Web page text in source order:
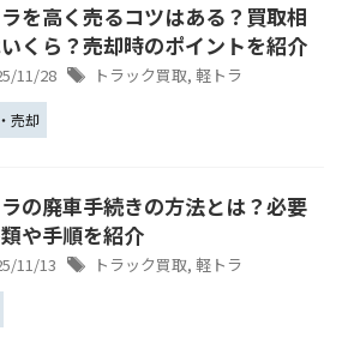
を高く売るコツはある？買取相
くら？売却時のポイントを紹介
11/28 トラック買取, 軽トラ
売却
の廃車手続きの方法とは？必要
や手順を紹介
11/13 トラック買取, 軽トラ